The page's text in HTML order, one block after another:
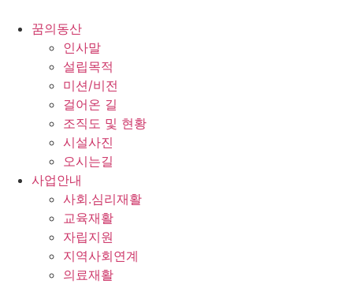
꿈의동산
인사말
설립목적
미션/비전
걸어온 길
조직도 및 현황
시설사진
오시는길
사업안내
사회.심리재활
교육재활
자립지원
지역사회연계
의료재활